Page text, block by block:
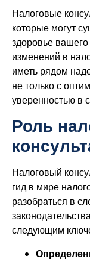
Налоговые
которые могут
здоровье
изменений в
иметь рядом
не только с
уверенностью в
Роль
Налоговый
гид в мире
разобраться в
следующим